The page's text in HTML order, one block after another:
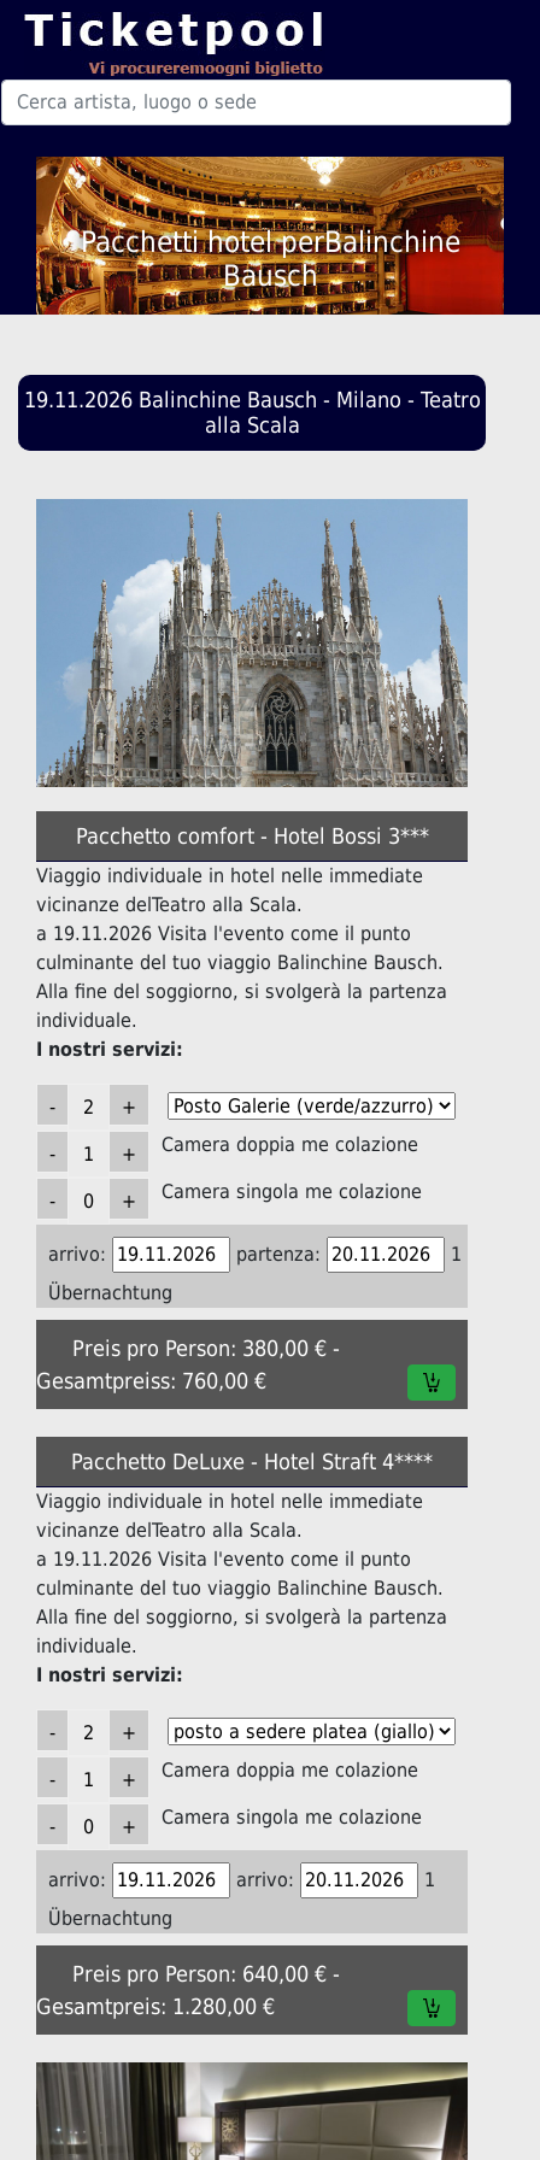
Pacchetti hotel perBalinchine
Bausch
19.11.2026 Balinchine Bausch - Milano - Teatro
alla Scala
Pacchetto comfort - Hotel Bossi 3***
Viaggio individuale in hotel nelle immediate
vicinanze delTeatro alla Scala.
a 19.11.2026 Visita l'evento come il punto
culminante del tuo viaggio Balinchine Bausch.
Alla fine del soggiorno, si svolgerà la partenza
individuale.
I nostri servizi:
Camera doppia me colazione
Camera singola me colazione
arrivo: partenza:
1
Übernachtung
Preis pro Person: 380,00 € -
Gesamtpreiss: 760,00 €
Pacchetto DeLuxe - Hotel Straft 4****
Viaggio individuale in hotel nelle immediate
vicinanze delTeatro alla Scala.
a 19.11.2026 Visita l'evento come il punto
culminante del tuo viaggio Balinchine Bausch.
Alla fine del soggiorno, si svolgerà la partenza
individuale.
I nostri servizi:
Camera doppia me colazione
Camera singola me colazione
arrivo: arrivo:
1
Übernachtung
Preis pro Person: 640,00 € -
Gesamtpreis: 1.280,00 €